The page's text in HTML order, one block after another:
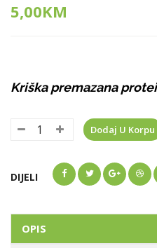
5,00KM
Kriška premazana
Dodaj U Korpu
DIJELI
OPIS